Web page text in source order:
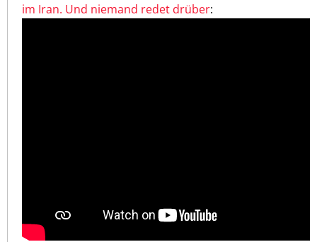
im Iran. Und niemand redet drüber: